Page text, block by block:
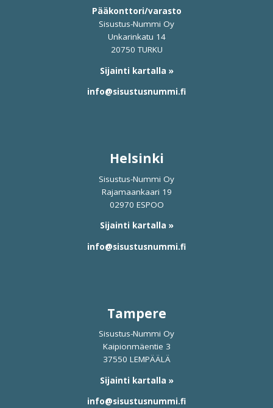
Pääkonttori/varasto
Sisustus-Nummi Oy
Unkarinkatu 14
20750 TURKU
Sijainti kartalla »
info@sisustusnummi.fi
Helsinki
Sisustus-Nummi Oy
Rajamaankaari 19
02970 ESPOO
Sijainti kartalla »
info@sisustusnummi.fi
Tampere
Sisustus-Nummi Oy
Kaipionmäentie 3
37550 LEMPÄÄLÄ
Sijainti kartalla »
info@sisustusnummi.fi